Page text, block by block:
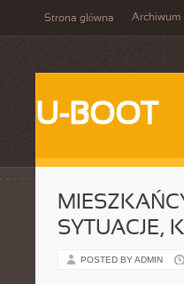
Strona główna Archiwum
U-BOOT
SYTUACJE,
POSTED BY ADMIN